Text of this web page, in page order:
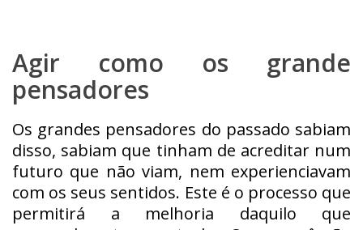
Agir como os grande
pensadores
Os grandes pensadores do passado sabiam
disso, sabiam que tinham de acreditar num
futuro que não viam, nem experienciavam
com os seus sentidos. Este é o processo que
permitirá a melhoria daquilo que